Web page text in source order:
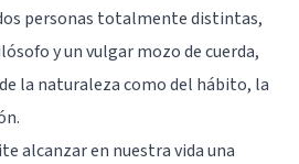
personas totalmente distintas,
y un vulgar mozo de cuerda,
la naturaleza como del hábito, la
alcanzar en nuestra vida una